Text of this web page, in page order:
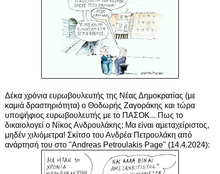
Δέκα χρόνια ευρωβουλευτής της Νέας Δημοκρατίας (με
καμιά δραστηριότητα) ο Θοδωρής Ζαγοράκης και τώρα
υποψήφιος ευρωβουλευτής με το ΠΑΣΟΚ... Πως το
δικαιολογεί ο Νίκος Ανδρουλάκης; Μα είναι αμεταχείριστος,
μηδέν χιλιόμετρα! Σκίτσο του Ανδρέα Πετρουλάκη από
ανάρτησή του στο "Andreas Petroulakis Page" (14.4.2024):